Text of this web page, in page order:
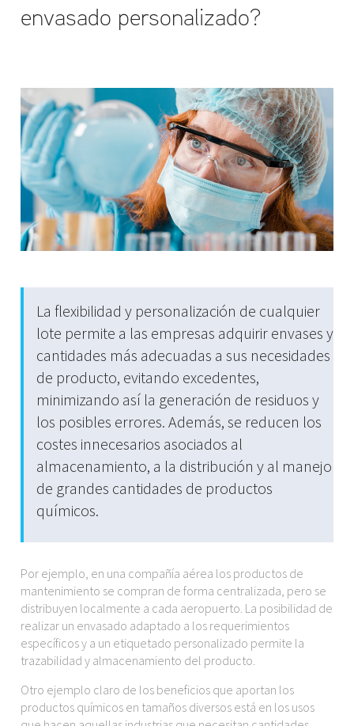
envasado personalizado?
La flexibilidad y personalización de cualquier
lote permite a las empresas adquirir envases y
cantidades más adecuadas a sus necesidades
de producto, evitando excedentes,
minimizando así la generación de residuos y
los posibles errores. Además, se reducen los
costes innecesarios asociados al
almacenamiento, a la distribución y al manejo
de grandes cantidades de productos
químicos.
Por ejemplo, en una compañía aérea los productos de
mantenimiento se compran de forma centralizada, pero se
distribuyen localmente a cada aeropuerto. La posibilidad de
realizar un envasado adaptado a los requerimientos
específicos y a un etiquetado personalizado permite la
trazabilidad y almacenamiento del producto.
Otro ejemplo claro de los beneficios que aportan los
productos químicos en tamaños diversos está en los usos